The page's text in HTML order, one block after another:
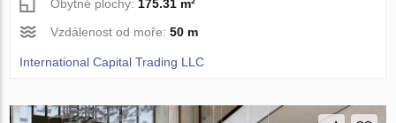
Obytné plochy:175.31 m²
Vzdálenost od moře:50 m
International Capital Trading LLC